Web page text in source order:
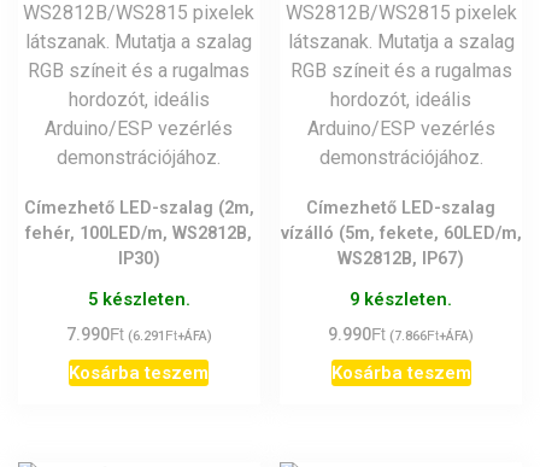
Címezhető LED-szalag (2m,
fehér, 100LED/m, WS2812B,
IP30)
5 készleten.
7.990Ft (6.291 Ft+ÁFA)
Kosárba teszem
Címezhető LED-szalag
vízálló (5m, fekete, 60LED/m,
WS2812B, IP67)
9 készleten.
9.990Ft (7.866Ft+ÁFA)
Kosárba teszem